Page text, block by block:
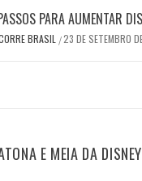
PARA AUMENTAR
BRASIL /23 DE SETEMBRO
E MEIA DA DISNEY